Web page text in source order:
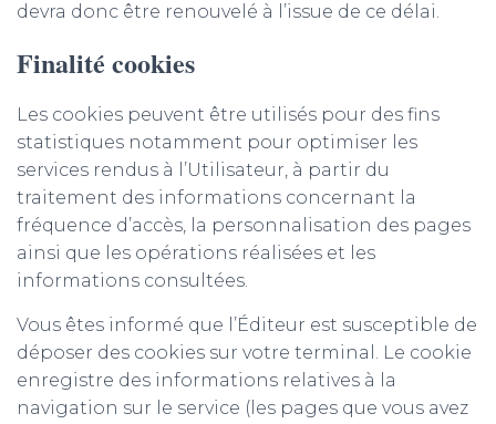
devra donc être renouvelé à l’issue de ce délai.
Finalité cookies
Les cookies peuvent être utilisés pour des fins
statistiques notamment pour optimiser les
services rendus à l’Utilisateur, à partir du
traitement des informations concernant la
fréquence d’accès, la personnalisation des pages
ainsi que les opérations réalisées et les
informations consultées.
Vous êtes informé que l’Éditeur est susceptible de
déposer des cookies sur votre terminal. Le cookie
enregistre des informations relatives à la
navigation sur le service (les pages que vous avez